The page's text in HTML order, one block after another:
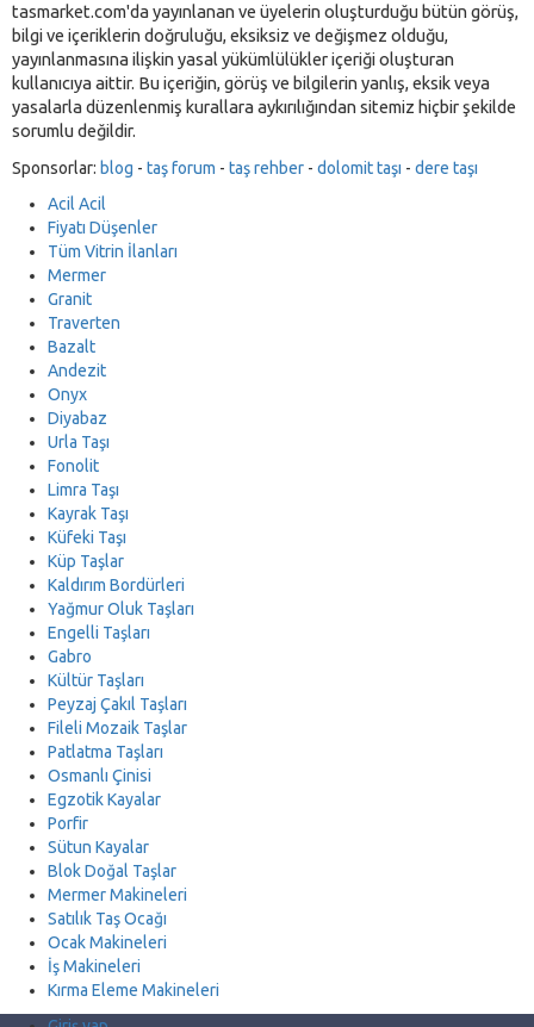
tasmarket.com'da yayınlanan ve üyelerin oluşturduğu bütün görüş,
bilgi ve içeriklerin doğruluğu, eksiksiz ve değişmez olduğu,
yayınlanmasına ilişkin yasal yükümlülükler içeriği oluşturan
kullanıcıya aittir. Bu içeriğin, görüş ve bilgilerin yanlış, eksik veya
yasalarla düzenlenmiş kurallara aykırılığından sitemiz hiçbir şekilde
sorumlu değildir.
Sponsorlar: blog - taş forum - taş rehber - dolomit taşı - dere taşı
Acil Acil
Fiyatı Düşenler
Tüm Vitrin İlanları
Mermer
Granit
Traverten
Bazalt
Andezit
Onyx
Diyabaz
Urla Taşı
Fonolit
Limra Taşı
Kayrak Taşı
Küfeki Taşı
Küp Taşlar
Kaldırım Bordürleri
Yağmur Oluk Taşları
Engelli Taşları
Gabro
Kültür Taşları
Peyzaj Çakıl Taşları
Fileli Mozaik Taşlar
Patlatma Taşları
Osmanlı Çinisi
Egzotik Kayalar
Porfir
Sütun Kayalar
Blok Doğal Taşlar
Mermer Makineleri
Satılık Taş Ocağı
Ocak Makineleri
İş Makineleri
Kırma Eleme Makineleri